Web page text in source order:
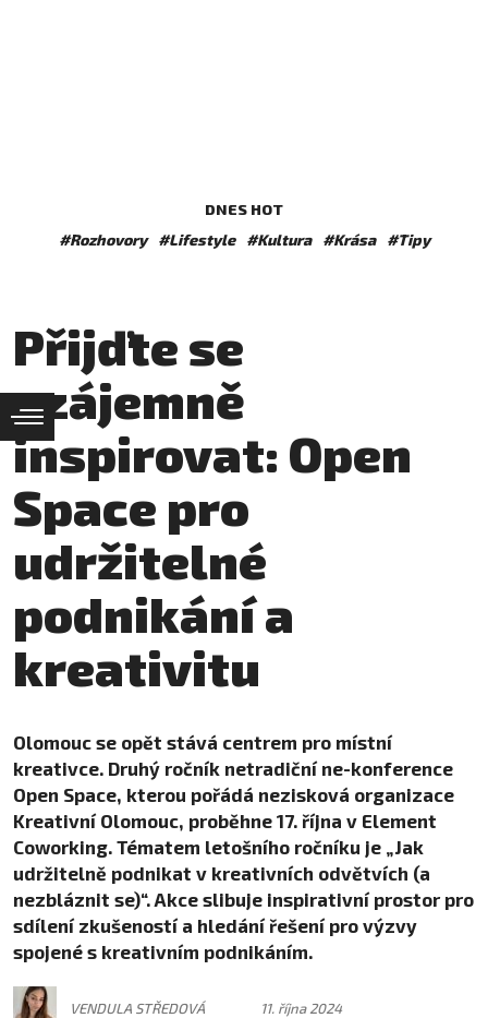
DNES HOT
#Rozhovory
#Lifestyle #Kultura #Krása #Tipy
Přijďte se
vzájemně
inspirovat: Open
Space pro
udržitelné
podnikání a
kreativitu
Olomouc se opět stává centrem pro místní
kreativce. Druhý ročník netradiční ne-konference
Open Space, kterou pořádá nezisková organizace
Kreativní Olomouc, proběhne 17. října v Element
Coworking. Tématem letošního ročníku je „Jak
udržitelně podnikat v kreativních odvětvích (a
nezbláznit se)“. Akce slibuje inspirativní prostor pro
sdílení zkušeností a hledání řešení pro výzvy
spojené s kreativním podnikáním.
VENDULA STŘEDOVÁ 11. října 2024